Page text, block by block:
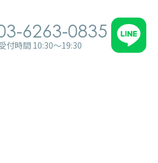
6263-0835
付時間 10:30～19:30